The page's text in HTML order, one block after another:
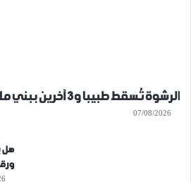
الرشوة تُسقط طبيبا و3 آخرين ببني ملال
07/08/2026
هل